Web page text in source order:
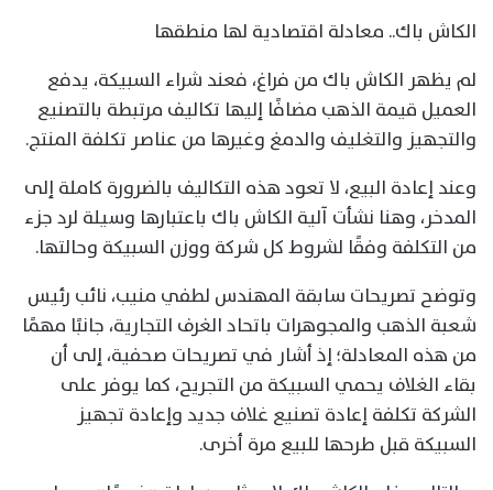
الكاش باك.. معادلة اقتصادية لها منطقها
لم يظهر الكاش باك من فراغ، فعند شراء السبيكة، يدفع
العميل قيمة الذهب مضافًا إليها تكاليف مرتبطة بالتصنيع
والتجهيز والتغليف والدمغ وغيرها من عناصر تكلفة المنتج.
وعند إعادة البيع، لا تعود هذه التكاليف بالضرورة كاملة إلى
المدخر، وهنا نشأت آلية الكاش باك باعتبارها وسيلة لرد جزء
من التكلفة وفقًا لشروط كل شركة ووزن السبيكة وحالتها.
وتوضح تصريحات سابقة المهندس لطفي منيب، نائب رئيس
شعبة الذهب والمجوهرات باتحاد الغرف التجارية، جانبًا مهمًا
من هذه المعادلة؛ إذ أشار في تصريحات صحفية، إلى أن
بقاء الغلاف يحمي السبيكة من التجريح، كما يوفر على
الشركة تكلفة إعادة تصنيع غلاف جديد وإعادة تجهيز
السبيكة قبل طرحها للبيع مرة أخرى.